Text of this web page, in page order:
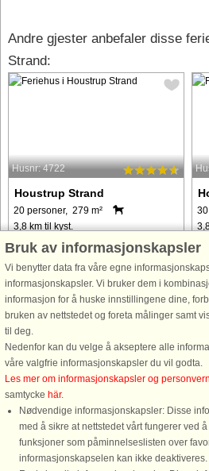
Andre gjester anbefaler disse
Strand:
Husnr: 4722
Houstrup Strand
20 personer, 279 m²
3,8 km til kyst.
Velindrettet sommerhus ved Houstrup
Strand. Husets poolafdeling
indeholder både stor swimmingpool,
svømmetræner, stort indbygget
spabad og sauna med plads til 4-6
personer. Swimmingpoolen er på 18
m² og ...
fra 21.660 NOK
I
er
Bruk av informasjonskapsler
Vi benytter data fra våre egne
informasjonskapsler. Vi bruker dem i
informasjon for å huske innstillingene dine,
bruken av nettstedet og foreta målinger samt
til deg.
Nedenfor kan du velge å akseptere alle
våre valgfrie informasjonskapsler du vil godta.
Les mer om informasjonskapsler og
samtycke här.
Nødvendige informasjonskapsler: Disse
med å sikre at nettstedet vårt fungerer ved
funksjoner som påminnelseslisten over
informasjonskapselen kan ikke deaktiveres.